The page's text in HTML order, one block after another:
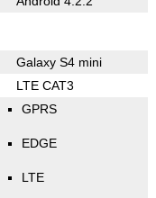
Galaxy S4 mini
LTE CAT3
GPRS
EDGE
LTE